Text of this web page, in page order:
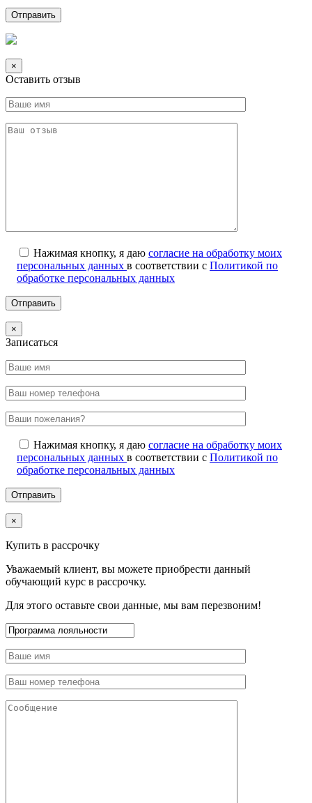
×
Оставить отзыв
Нажимая кнопку, я даю согласие на обработку моих
персональных данных в соответствии с Политикой по
обработке персональных данных
×
Записаться
Нажимая кнопку, я даю согласие на обработку моих
персональных данных в соответствии с Политикой по
обработке персональных данных
×
Купить в рассрочку
Уважаемый клиент, вы можете приобрести данный
обучающий курс в рассрочку.
Для этого оставьте свои данные, мы вам перезвоним!